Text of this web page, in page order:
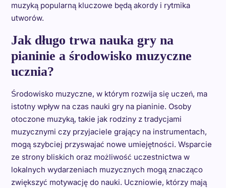
muzyką popularną kluczowe będą akordy i rytmika
utworów.
Jak długo trwa nauka gry na
pianinie a środowisko muzyczne
ucznia?
Środowisko muzyczne, w którym rozwija się uczeń, ma
istotny wpływ na czas nauki gry na pianinie. Osoby
otoczone muzyką, takie jak rodziny z tradycjami
muzycznymi czy przyjaciele grający na instrumentach,
mogą szybciej przyswajać nowe umiejętności. Wsparcie
ze strony bliskich oraz możliwość uczestnictwa w
lokalnych wydarzeniach muzycznych mogą znacząco
zwiększyć motywację do nauki. Uczniowie, którzy mają